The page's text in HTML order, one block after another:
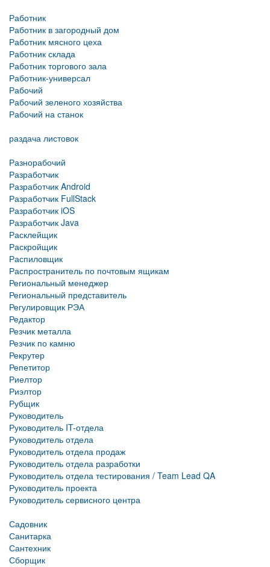
Работник
Работник в загородный дом
Работник мясного цеха
Работник склада
Работник торгового зала
Работник-универсал
Рабочий
Рабочий зеленого хозяйства
Рабочий на станок
раздача листовок
Разнорабочий
Разработчик
Разработчик Android
Разработчик FullStack
Разработчик iOS
Разработчик Java
Расклейщик
Раскройщик
Распиловщик
Распространитель по почтовым ящикам
Региональный менеджер
Региональный представитель
Регулировщик РЭА
Редактор
Резчик металла
Резчик по камню
Рекрутер
Репетитор
Риелтор
Риэлтор
Рубщик
Руководитель
Руководитель IT-отдела
Руководитель отдела
Руководитель отдела продаж
Руководитель отдела разработки
Руководитель отдела тестирования / Team Lead QA
Руководитель проекта
Руководитель сервисного центра
Садовник
Санитарка
Сантехник
Сборщик